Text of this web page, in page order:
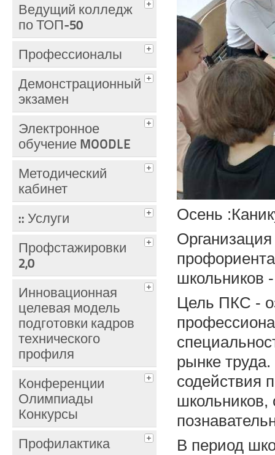
Ведущий колледж
по ТОП-50
Профессионалы
Демонстрационный
экзамен
Электронное
обучение MOODLE
Методический
кабинет
:: Услуги
Профстажировки
2,0
Инновационная
целевая модель
подготовки кадров
технического
профиля
Конференции
Олимпиады
Конкурсы
Профилактика
Осень
школьников
Цель ПКС -
рынке
содействия
школьников,
В период